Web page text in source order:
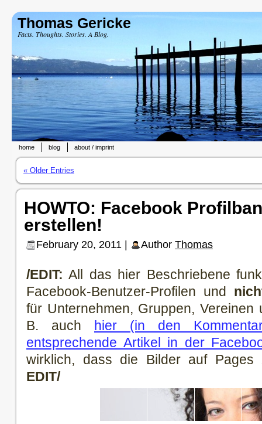
Thomas Gericke
Facts. Thoughts. Stories. A Blog.
home blog about / imprint
« Older Entries
HOWTO: Facebook
erstellen!
February 20, 2011 | Author Thomas
/EDIT: All das hier Beschriebene
Facebook-Benutzer-Profilen und
für Unternehmen, Gruppen,
B. auch hier (in den
entsprechende Artikel in der
wirklich, dass die Bilder auf Pages
EDIT/